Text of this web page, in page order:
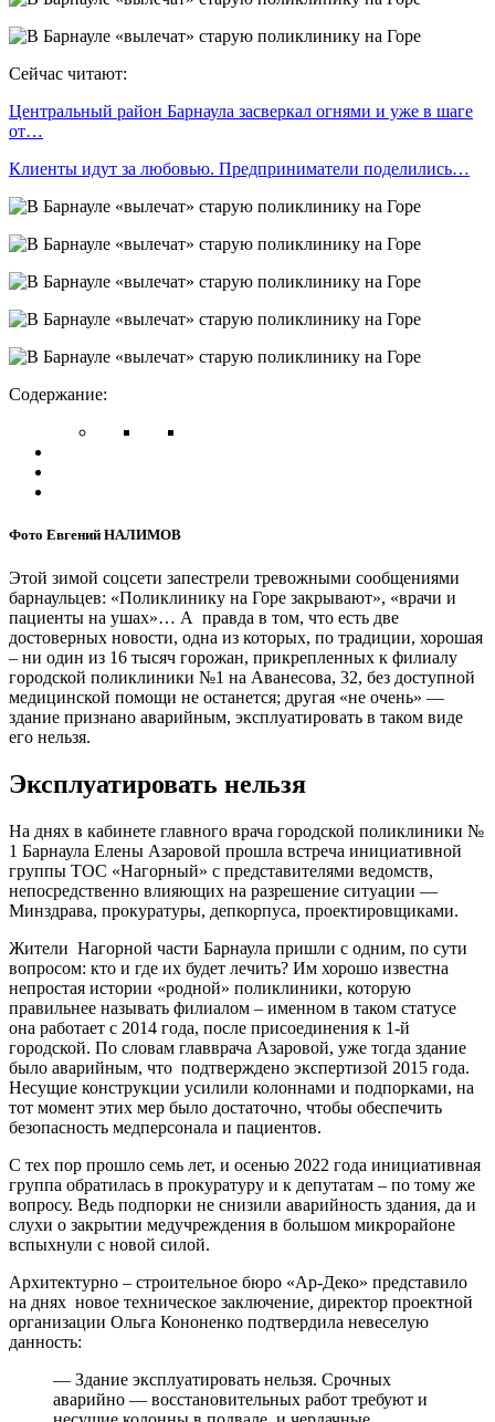
Сейчас читают:
Центральный район Барнаула засверкал огнями и уже в шаге
от…
Клиенты идут за любовью. Предприниматели поделились…
Содержание:
Фото Евгений НАЛИМОВ
Этой зимой соцсети запестрели тревожными сообщениями
барнаульцев: «Поликлинику на Горе закрывают», «врачи и
пациенты на ушах»… А правда в том, что есть две
достоверных новости, одна из которых, по традиции, хорошая
– ни один из 16 тысяч горожан, прикрепленных к филиалу
городской поликлиники №1 на Аванесова, 32, без доступной
медицинской помощи не останется; другая «не очень» —
здание признано аварийным, эксплуатировать в таком виде
его нельзя.
Эксплуатировать нельзя
На днях в кабинете главного врача городской поликлиники №
1 Барнаула Елены Азаровой прошла встреча инициативной
группы ТОС «Нагорный» с представителями ведомств,
непосредственно влияющих на разрешение ситуации —
Минздрава, прокуратуры, депкорпуса, проектировщиками.
Жители Нагорной части Барнаула пришли с одним, по сути
вопросом: кто и где их будет лечить? Им хорошо известна
непростая истории «родной» поликлиники, которую
правильнее называть филиалом – именном в таком статусе
она работает с 2014 года, после присоединения к 1-й
городской. По словам главврача Азаровой, уже тогда здание
было аварийным, что подтверждено экспертизой 2015 года.
Несущие конструкции усилили колоннами и подпорками, на
тот момент этих мер было достаточно, чтобы обеспечить
безопасность медперсонала и пациентов.
С тех пор прошло семь лет, и осенью 2022 года инициативная
группа обратилась в прокуратуру и к депутатам – по тому же
вопросу. Ведь подпорки не снизили аварийность здания, да и
слухи о закрытии медучреждения в большом микрорайоне
вспыхнули с новой силой.
Архитектурно – строительное бюро «Ар-Деко» представило
на днях новое техническое заключение, директор проектной
организации Ольга Кононенко подтвердила невеселую
данность:
— Здание эксплуатировать нельзя. Срочных
аварийно — восстановительных работ требуют и